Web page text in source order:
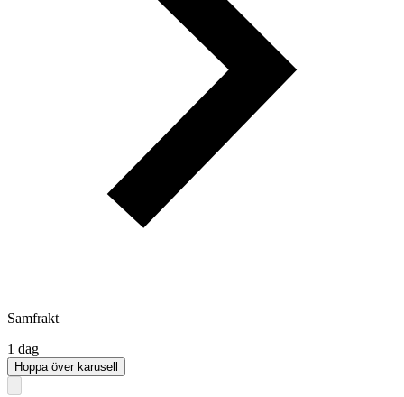
Samfrakt
1 dag
Hoppa över karusell